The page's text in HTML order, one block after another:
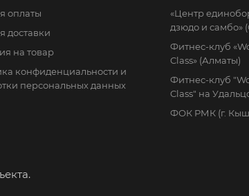
оплаты
доставки
на товар
конфиденциальности и
персональных данных
«Центр
дзюдо и самбо»
Фитнес-клуб
Class» (Алматы)
Фитнес-клуб
Class" на
ФОК РМК (г.